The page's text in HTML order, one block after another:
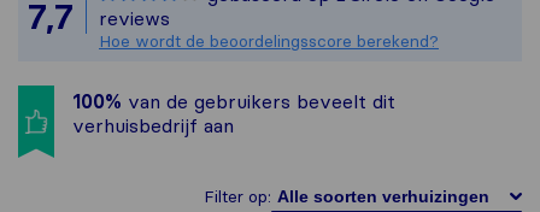
7,7
reviews
Hoe wordt de beoordelingsscore berekend?
100% van de gebruikers beveelt dit
verhuisbedrijf aan
Filter op: